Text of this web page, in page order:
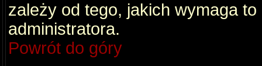
zależy od tego, jakich wymaga
administratora.
Powrót do góry